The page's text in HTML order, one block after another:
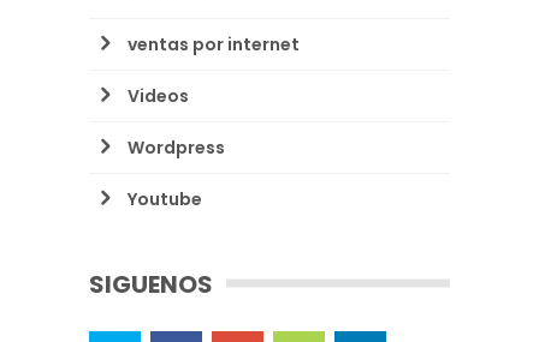
ventas por internet
Videos
Wordpress
Youtube
SIGUENOS